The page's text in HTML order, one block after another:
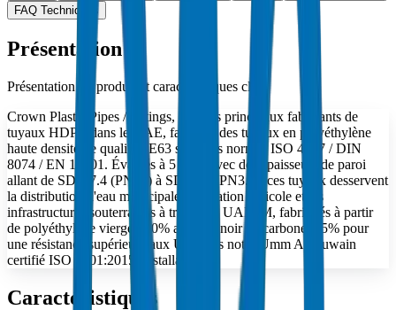
FAQ Techniques
Présentation
Présentation du produit et caractéristiques clés
Crown Plastic Pipes / Fittings, l'un des principaux fabricants de
tuyaux HDPE dans le UAE, fabrique des tuyaux en polyéthylène
haute densité de qualité PE63 selon les normes ISO 4427 / DIN
8074 / EN 12201. Évalués à 5 MPa avec des épaisseurs de paroi
allant de SDR 7.4 (PN16) à SDR 33 (PN3.2), ces tuyaux desservent
la distribution d'eau municipale, l'irrigation agricole et les
infrastructures souterraines à travers le UAE. M, fabriqués à partir
de polyéthylène vierge 100% avec du noir de carbone 2.5% pour
une résistance supérieure aux UV dans notre Umm Al Quwain
certifié ISO 9001:2015. installation.
Caractéristiques